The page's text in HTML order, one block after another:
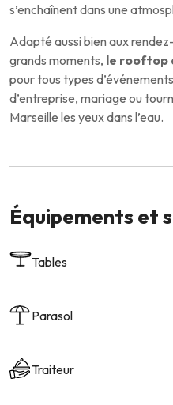
s’enchaînent dans une
Adapté aussi bien aux
grands moments, le rooftop
pour tous types
d’entreprise, mariage ou
Marseille les yeux dans l’eau.
Équipements et
Tables
Parasol
Traiteur